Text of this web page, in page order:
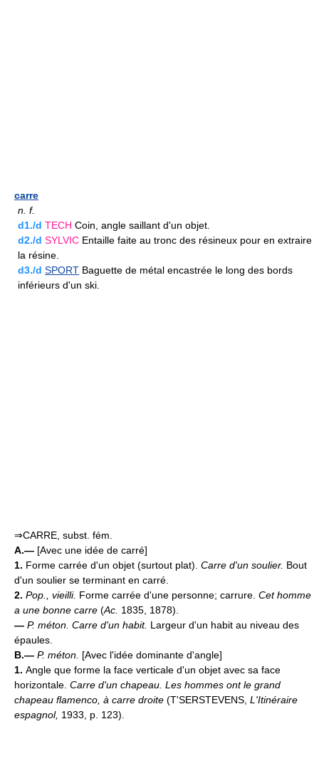
carre
n. f.
d1./d TECH Coin, angle saillant d'un objet.
d2./d SYLVIC Entaille faite au tronc des résineux pour en extraire
la résine.
d3./d SPORT Baguette de métal encastrée le long des bords
inférieurs d'un ski.
⇒CARRE, subst. fém.
A.— [Avec une idée de carré]
1. Forme carrée d'un objet (surtout plat). Carre d'un soulier. Bout
d'un soulier se terminant en carré.
2. Pop., vieilli. Forme carrée d'une personne; carrure. Cet homme
a une bonne carre (Ac. 1835, 1878).
— P. méton. Carre d'un habit. Largeur d'un habit au niveau des
épaules.
B.— P. méton. [Avec l'idée dominante d'angle]
1. Angle que forme la face verticale d'un objet avec sa face
horizontale. Carre d'un chapeau. Les hommes ont le grand
chapeau flamenco, à carre droite (T'SERSTEVENS, L'Itinéraire
espagnol, 1933, p. 123).